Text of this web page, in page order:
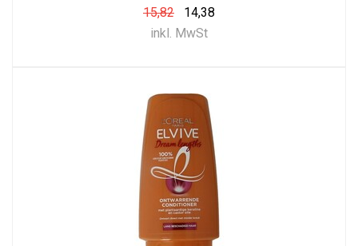
15,82
14,38
inkl. MwSt